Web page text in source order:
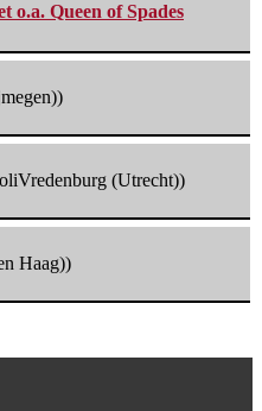
o.a. Queen of Spades
(Utrecht))
Haag))